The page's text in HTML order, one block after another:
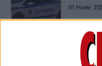
01 Ноем.
убийство
12 Авг. 2021